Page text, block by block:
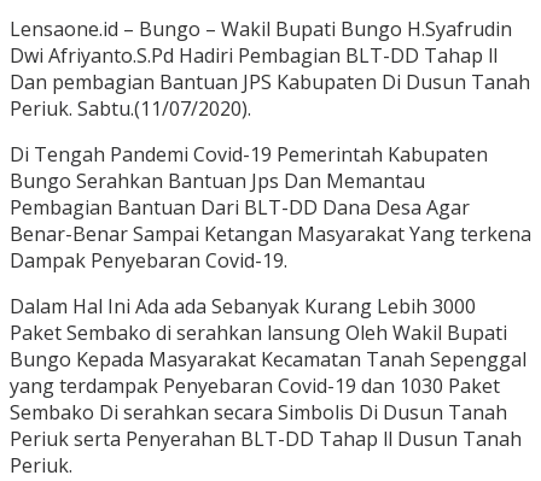
Lensaone.id – Bungo – Wakil Bupati Bungo H.Syafrudin
Dwi Afriyanto.S.Pd Hadiri Pembagian BLT-DD Tahap ll
Dan pembagian Bantuan JPS Kabupaten Di Dusun Tanah
Periuk. Sabtu.(11/07/2020).
Di Tengah Pandemi Covid-19 Pemerintah Kabupaten
Bungo Serahkan Bantuan Jps Dan Memantau
Pembagian Bantuan Dari BLT-DD Dana Desa Agar
Benar-Benar Sampai Ketangan Masyarakat Yang terkena
Dampak Penyebaran Covid-19.
Dalam Hal Ini Ada ada Sebanyak Kurang Lebih 3000
Paket Sembako di serahkan lansung Oleh Wakil Bupati
Bungo Kepada Masyarakat Kecamatan Tanah Sepenggal
yang terdampak Penyebaran Covid-19 dan 1030 Paket
Sembako Di serahkan secara Simbolis Di Dusun Tanah
Periuk serta Penyerahan BLT-DD Tahap ll Dusun Tanah
Periuk.